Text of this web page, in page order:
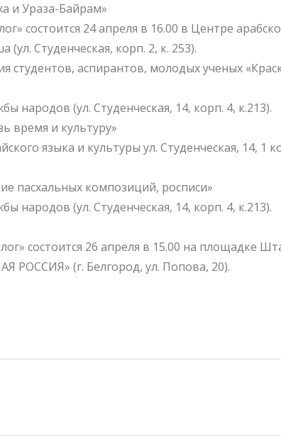
и Ураза-Байрам»
состоится 24 апреля в 16.00 в Центре
Студенческая, корп. 2, к. 253).
студентов, аспирантов, молодых ученых
народов (ул. Студенческая, 14, корп. 4, к.213).
время и культуру»
языка и культуры ул. Студенческая, 14, 1
пасхальных композиций, росписи»
народов (ул. Студенческая, 14, корп. 4, к.213).
состоится 26 апреля в 15.00 на площадке
РОССИЯ» (г. Белгород, ул. Попова, 20).